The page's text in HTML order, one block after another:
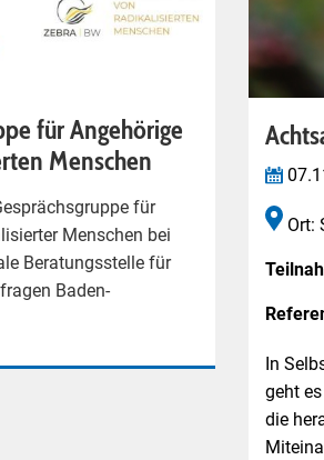
für Angehörige
Menschen
für
Menschen bei
Beratungsstelle für
Baden-
Ort:
In
geht
die